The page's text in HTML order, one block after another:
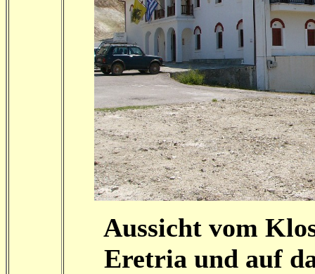
Aussicht vom
Eretria und auf